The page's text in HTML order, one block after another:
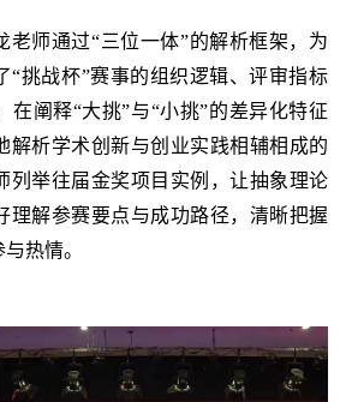
老师通过“三位一体”的解析框架，为
“挑战杯”赛事的组织逻辑、评审指标
在阐释“大挑”与“小挑”的差异化特征
解析学术创新与创业实践相辅相成的
列举往届金奖项目实例，让抽象理论
理解参赛要点与成功路径，清晰把握
热情。